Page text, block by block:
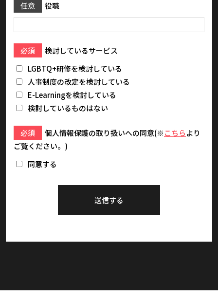
任意 役職
必須
検討しているサービス
LGBTQ+研修を検討している
人事制度の改定を検討している
E-Learningを検討している
検討しているものはない
必須 個人情報保護の取り扱いへの同意(※こちらより
ご覧ください。)
同意する